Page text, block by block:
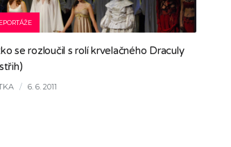
se rozloučil s rolí krvelačného Draculy
/ 6. 6. 2011